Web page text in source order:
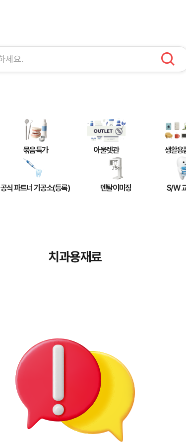
묶음특가 아울렛관 생활용
공식 파트너 기공소(등록) 덴탈이미징 S/W
치과용재료